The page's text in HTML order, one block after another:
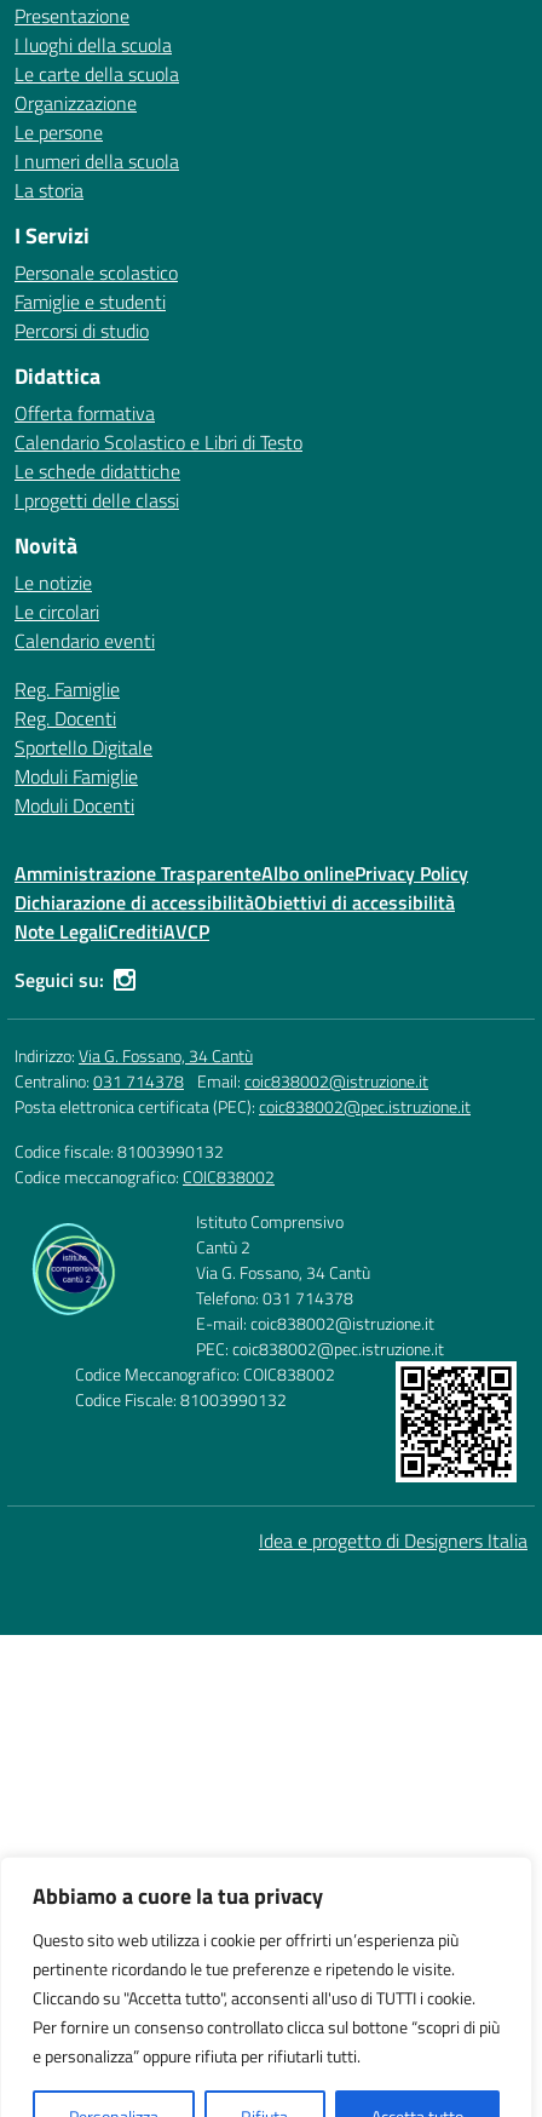
Abbiamo a cuore la tua privacy
Questo sito web utilizza i cookie per offrirti un’esperienza più
pertinente ricordando le tue preferenze e ripetendo le visite.
Cliccando su "Accetta tutto", acconsenti all'uso di TUTTI i cookie.
Per fornire un consenso controllato clicca sul bottone “scopri di più
e personalizza” oppure rifiuta per rifiutarli tutti.
Presentazione
I luoghi della scuola
Le carte della scuola
Organizzazione
Le persone
I numeri della scuola
La storia
I Servizi
Personale scolastico
Famiglie e studenti
Percorsi di studio
Didattica
Offerta formativa
Calendario Scolastico e Libri di Testo
Le schede didattiche
I progetti delle classi
Novità
Le notizie
Le circolari
Calendario eventi
Reg. Famiglie
Reg. Docenti
Sportello Digitale
Moduli Famiglie
Moduli Docenti
Amministrazione TrasparenteAlbo onlinePrivacy Policy
Dichiarazione di accessibilitàObiettivi di accessibilità
Note LegaliCreditiAVCP
Seguici su:
Indirizzo:Via G. Fossano, 34 Cantù
Centralino:031 714378 Email:coic838002@istruzione.it
Posta elettronica certificata (PEC):coic838002@pec.istruzione.it
Codice fiscale: 81003990132
Codice meccanografico:COIC838002
Istituto Comprensivo
Cantù 2
Via G. Fossano, 34 Cantù
Telefono: 031 714378
E-mail: coic838002@istruzione.it
PEC: coic838002@pec.istruzione.it
Codice Meccanografico: COIC838002
Codice Fiscale: 81003990132
Idea e progetto di Designers Italia